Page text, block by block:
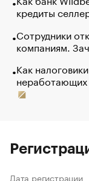
кредиты
Сотрудники
компаниям.
Как
неработающих
Дата регистрации